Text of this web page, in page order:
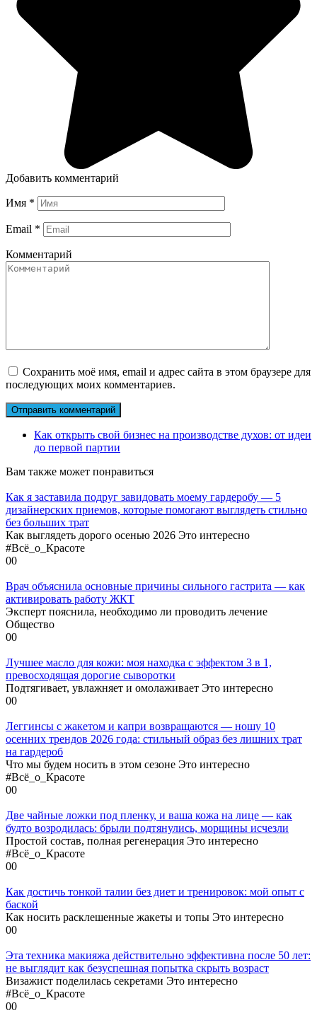
Добавить комментарий
Имя *
Email *
Комментарий
Сохранить моё имя, email и адрес сайта в этом браузере для
последующих моих комментариев.
Как открыть свой бизнес на производстве духов: от идеи
до первой партии
Вам также может понравиться
Как я заставила подруг завидовать моему гардеробу — 5
дизайнерских приемов, которые помогают выглядеть стильно
без больших трат
Как выглядеть дорого осенью 2026 Это интересно
#Всё_о_Красоте
00
Врач объяснила основные причины сильного гастрита — как
активировать работу ЖКТ
Эксперт пояснила, необходимо ли проводить лечение
Общество
00
Лучшее масло для кожи: моя находка с эффектом 3 в 1,
превосходящая дорогие сыворотки
Подтягивает, увлажняет и омолаживает Это интересно
00
Леггинсы с жакетом и капри возвращаются — ношу 10
осенних трендов 2026 года: стильный образ без лишних трат
на гардероб
Что мы будем носить в этом сезоне Это интересно
#Всё_о_Красоте
00
Две чайные ложки под пленку, и ваша кожа на лице — как
будто возродилась: брыли подтянулись, морщины исчезли
Простой состав, полная регенерация Это интересно
#Всё_о_Красоте
00
Как достичь тонкой талии без диет и тренировок: мой опыт с
баской
Как носить расклешенные жакеты и топы Это интересно
00
Эта техника макияжа действительно эффективна после 50 лет:
не выглядит как безуспешная попытка скрыть возраст
Визажист поделилась секретами Это интересно
#Всё_о_Красоте
00